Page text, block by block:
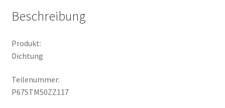
Beschreibung
Produkt:
Dichtung
Teilenummer:
P67STM50ZZ117